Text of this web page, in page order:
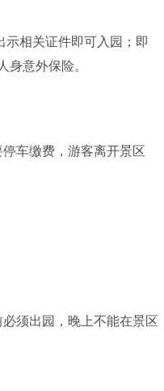
相关证件即可入园；即
身意外保险。
车缴费，游客离开景区
须出园，晚上不能在景区